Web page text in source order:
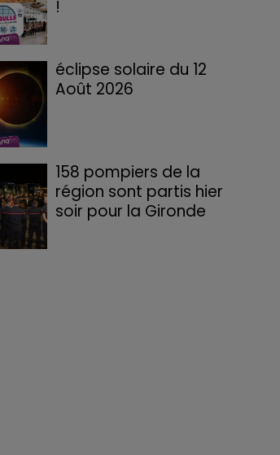
!
éclipse solaire du 12
Août 2026
158 pompiers de la
région sont partis hier
soir pour la Gironde